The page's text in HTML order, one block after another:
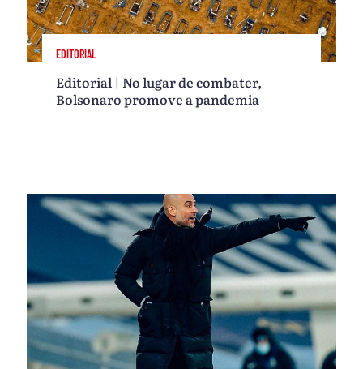
EDITORIAL
Editorial | No lugar de combater,
Bolsonaro promove a pandemia